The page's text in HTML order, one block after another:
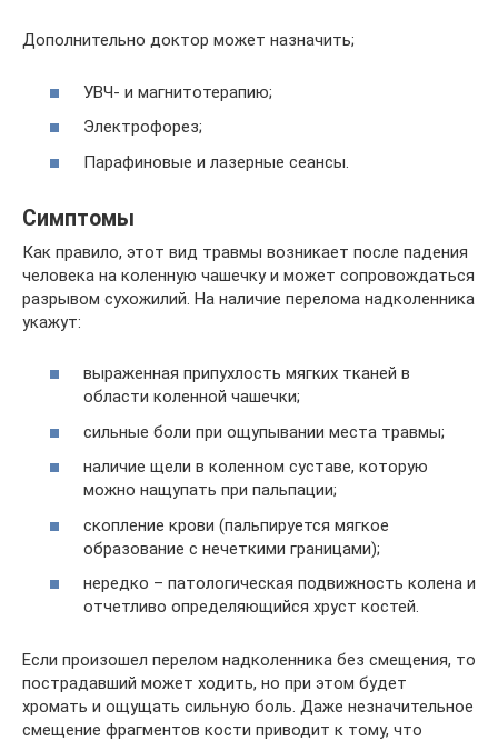
Дополнительно доктор может назначить;
УВЧ- и магнитотерапию;
Электрофорез;
Парафиновые и лазерные сеансы.
Симптомы
Как правило, этот вид травмы возникает после падения
человека на коленную чашечку и может сопровождаться
разрывом сухожилий. На наличие перелома надколенника
укажут:
выраженная припухлость мягких тканей в
области коленной чашечки;
сильные боли при ощупывании места травмы;
наличие щели в коленном суставе, которую
можно нащупать при пальпации;
скопление крови (пальпируется мягкое
образование с нечеткими границами);
нередко – патологическая подвижность колена и
отчетливо определяющийся хруст костей.
Если произошел перелом надколенника без смещения, то
пострадавший может ходить, но при этом будет
хромать и ощущать сильную боль. Даже незначительное
смещение фрагментов кости приводит к тому, что